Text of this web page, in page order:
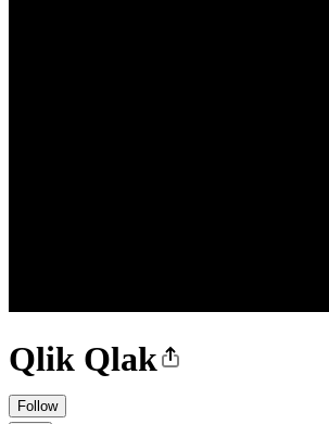
Qlik Qlak
Follow